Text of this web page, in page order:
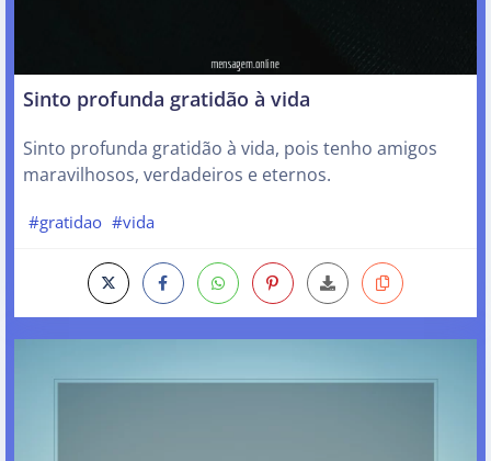
Sinto profunda gratidão à vida
Sinto profunda gratidão à vida, pois tenho amigos
maravilhosos, verdadeiros e eternos.
#gratidao #vida